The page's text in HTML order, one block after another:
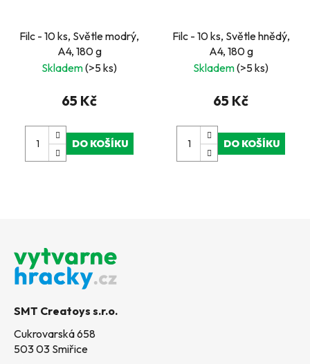
Filc - 10 ks, Světle modrý,
A4, 180 g
Skladem(>5 ks)
65 Kč
DO KOŠÍKU
Filc - 10 ks, Světle hnědý,
A4, 180 g
Skladem(>5 ks)
65 Kč
DO KOŠÍKU
SMT Creatoys s.r.o.
Cukrovarská 658
503 03 Smiřice